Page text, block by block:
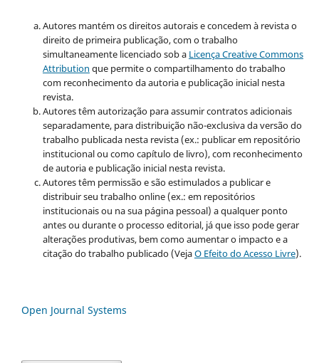
Autores mantém os direitos autorais e concedem à revista o
direito de primeira publicação, com o trabalho
simultaneamente licenciado sob a Licença Creative Commons
Attribution que permite o compartilhamento do trabalho
com reconhecimento da autoria e publicação inicial nesta
revista.
Autores têm autorização para assumir contratos adicionais
separadamente, para distribuição não-exclusiva da versão do
trabalho publicada nesta revista (ex.: publicar em repositório
institucional ou como capítulo de livro), com reconhecimento
de autoria e publicação inicial nesta revista.
Autores têm permissão e são estimulados a publicar e
distribuir seu trabalho online (ex.: em repositórios
institucionais ou na sua página pessoal) a qualquer ponto
antes ou durante o processo editorial, já que isso pode gerar
alterações produtivas, bem como aumentar o impacto e a
citação do trabalho publicado (VejaO Efeito do Acesso Livre).
Open Journal Systems